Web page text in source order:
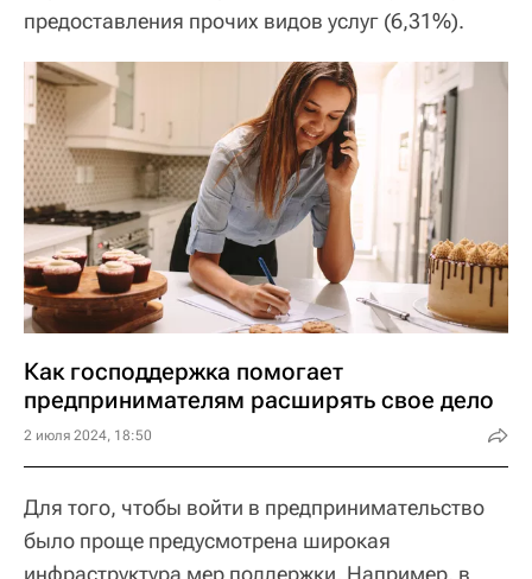
предоставления прочих видов услуг (6,31%).
Как господдержка помогает
предпринимателям расширять свое дело
2 июля 2024, 18:50
Для того, чтобы войти в предпринимательство
было проще предусмотрена широкая
инфраструктура мер поддержки. Например, в